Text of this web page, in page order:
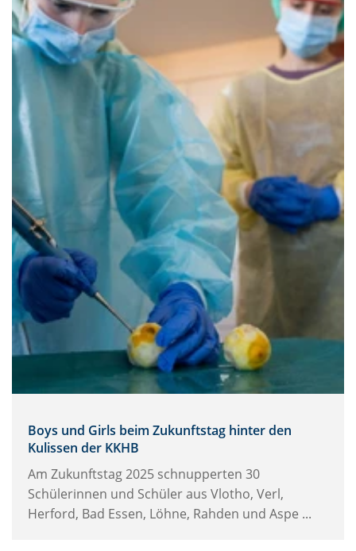
Boys und Girls beim Zukunftstag hinter den
Kulissen der KKHB
Am Zukunftstag 2025 schnupperten 30
Schülerinnen und Schüler aus Vlotho, Verl,
Herford, Bad Essen, Löhne, Rahden und Aspe ...